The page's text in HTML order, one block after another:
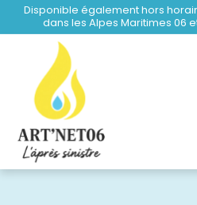
au
Disponible également hors
dans les Alpes Maritimes 06 et